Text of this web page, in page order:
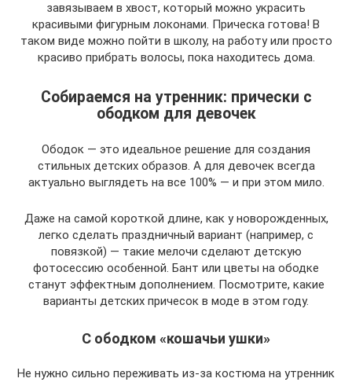
завязываем в хвост, который можно украсить
красивыми фигурным локонами. Прическа готова! В
таком виде можно пойти в школу, на работу или просто
красиво прибрать волосы, пока находитесь дома.
Собираемся на утренник: прически с
ободком для девочек
Ободок — это идеальное решение для создания
стильных детских образов. А для девочек всегда
актуально выглядеть на все 100% — и при этом мило.
Даже на самой короткой длине, как у новорожденных,
легко сделать праздничный вариант (например, с
повязкой) — такие мелочи сделают детскую
фотосессию особенной. Бант или цветы на ободке
станут эффектным дополнением. Посмотрите, какие
варианты детских причесок в моде в этом году.
С ободком «кошачьи ушки»
Не нужно сильно переживать из-за костюма на утренник